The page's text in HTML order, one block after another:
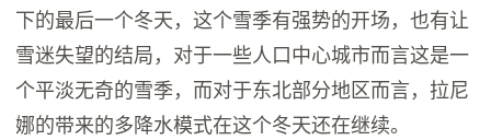
下的最后一个冬天，这个雪季有强势的开场，也有让
雪迷失望的结局，对于一些人口中心城市而言这是一
个平淡无奇的雪季，而对于东北部分地区而言，拉尼
娜的带来的多降水模式在这个冬天还在继续。